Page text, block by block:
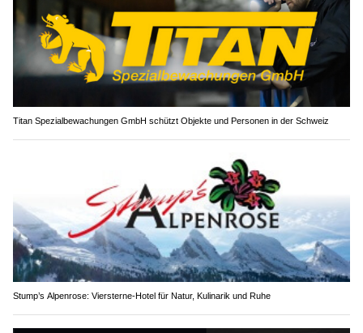
Titan Spezialbewachungen GmbH schützt Objekte und Personen in der Schweiz
Stump’s Alpenrose: Viersterne-Hotel für Natur, Kulinarik und Ruhe